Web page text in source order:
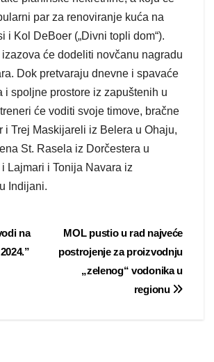
par za renoviranje kuća na
i Kol DeBoer („Divni topli dom“).
će dodeliti novčanu nagradu
Dok pretvaraju dnevne i spavaće
i spoljne prostore iz zapuštenih u
će voditi svoje timove, bračne
i Trej Maskijareli iz Belera u Ohaju,
St. Rasela iz Dorčestera u
Lajmari i Tonija Navara iz
Indijani.
MOL pustio u rad najveće
postrojenje za proizvodnju
„zelenog“ vodonika u
regionu
na